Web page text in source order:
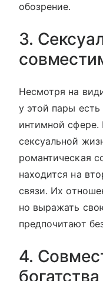
обозрение.
3.
Несмотря на
у этой пары
интимной сфере.
сексуальной
романтическая
находится на
связи. Их
но выражать
предпочитают
4.